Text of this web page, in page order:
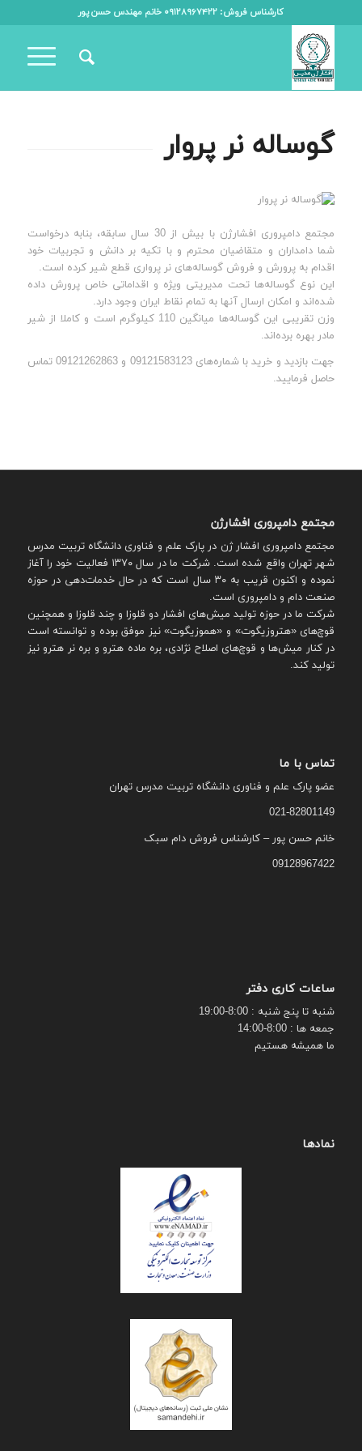
کارشناس فروش: ۰۹۱۲۸۹۶۷۴۲۲ خانم مهندس حسن پور
گوساله نر پروار
مجتمع دامپروری افشارژن با بیش از 30 سال سابقه، بنابه درخواست
شما دامداران و متقاضیان محترم و با تکیه بر دانش و تجربیات خود
اقدام به پرورش و فروش گوساله‌های نر پرواری قطع شیر کرده است.
این نوع گوساله‌ها تحت مدیریتی ویژه و اقداماتی خاص پرورش داده
شده‌اند و امکان ارسال آنها به تمام نقاط ایران وجود دارد.
وزن تقریبی این گوساله‌ها میانگین 110 کیلوگرم است و کاملا از شیر
مادر بهره برده‌اند.
جهت بازدید و خرید با شماره‌های 09121583123 و 09121262863 تماس
حاصل فرمایید.
مجتمع دامپروری افشارژن
مجتمع دامپروری افشار ژن در پارک علم و فناوری دانشگاه تربیت مدرس
شهر تهران واقع شده است. شرکت ما در سال ۱۳۷۰ فعالیت خود را آغاز
نموده و اکنون قریب به ۳۰ سال است که در حال خدمات‌دهی در حوزه
صنعت دام و دامپروری است.
شرکت ما در حوزه تولید میش‌های افشار دو قلوزا و چند قلوزا و همچنین
قوچ‌های «هتروزیگوت» و «هموزیگوت» نیز موفق بوده و توانسته است
در کنار میش‌ها و قوچ‌های اصلاح نژادی، بره ماده هترو و بره نر هترو نیز
تولید کند.
تماس با ما
عضو پارک علم و فناوری دانشگاه تربیت مدرس تهران
021-82801149
خانم حسن پور – کارشناس فروش دام سبک
09128967422
ساعات کاری دفتر
شنبه تا پنج شنبه : 8:00-19:00
جمعه ها : 8:00-14:00
ما همیشه هستیم
نمادها